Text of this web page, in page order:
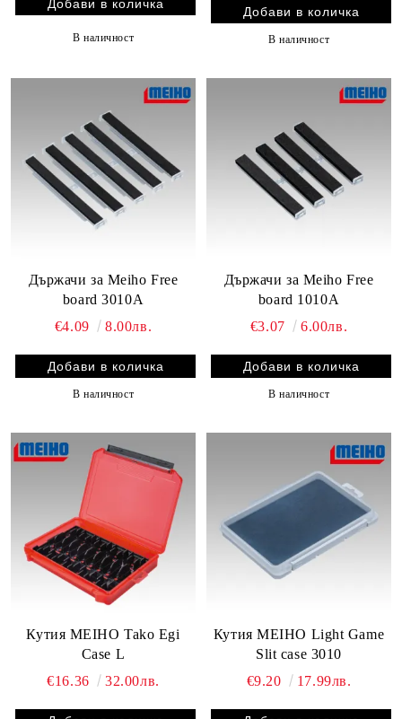
В наличност В наличност
Държачи за Meiho Free
board 3010A
€4.09
8.00лв.
В наличност
Държачи за Meiho Free
board 1010A
€3.07
6.00лв.
В наличност
Кутия MEIHO Tako Egi
Case L
€16.36
32.00лв.
Кутия MEIHO Light Game
Slit case 3010
€9.20
17.99лв.